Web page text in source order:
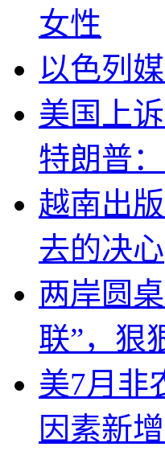
女性
以色列
美国上
特朗普
越南出
去的决心
两岸圆
联”，狠
美7月非
因素新